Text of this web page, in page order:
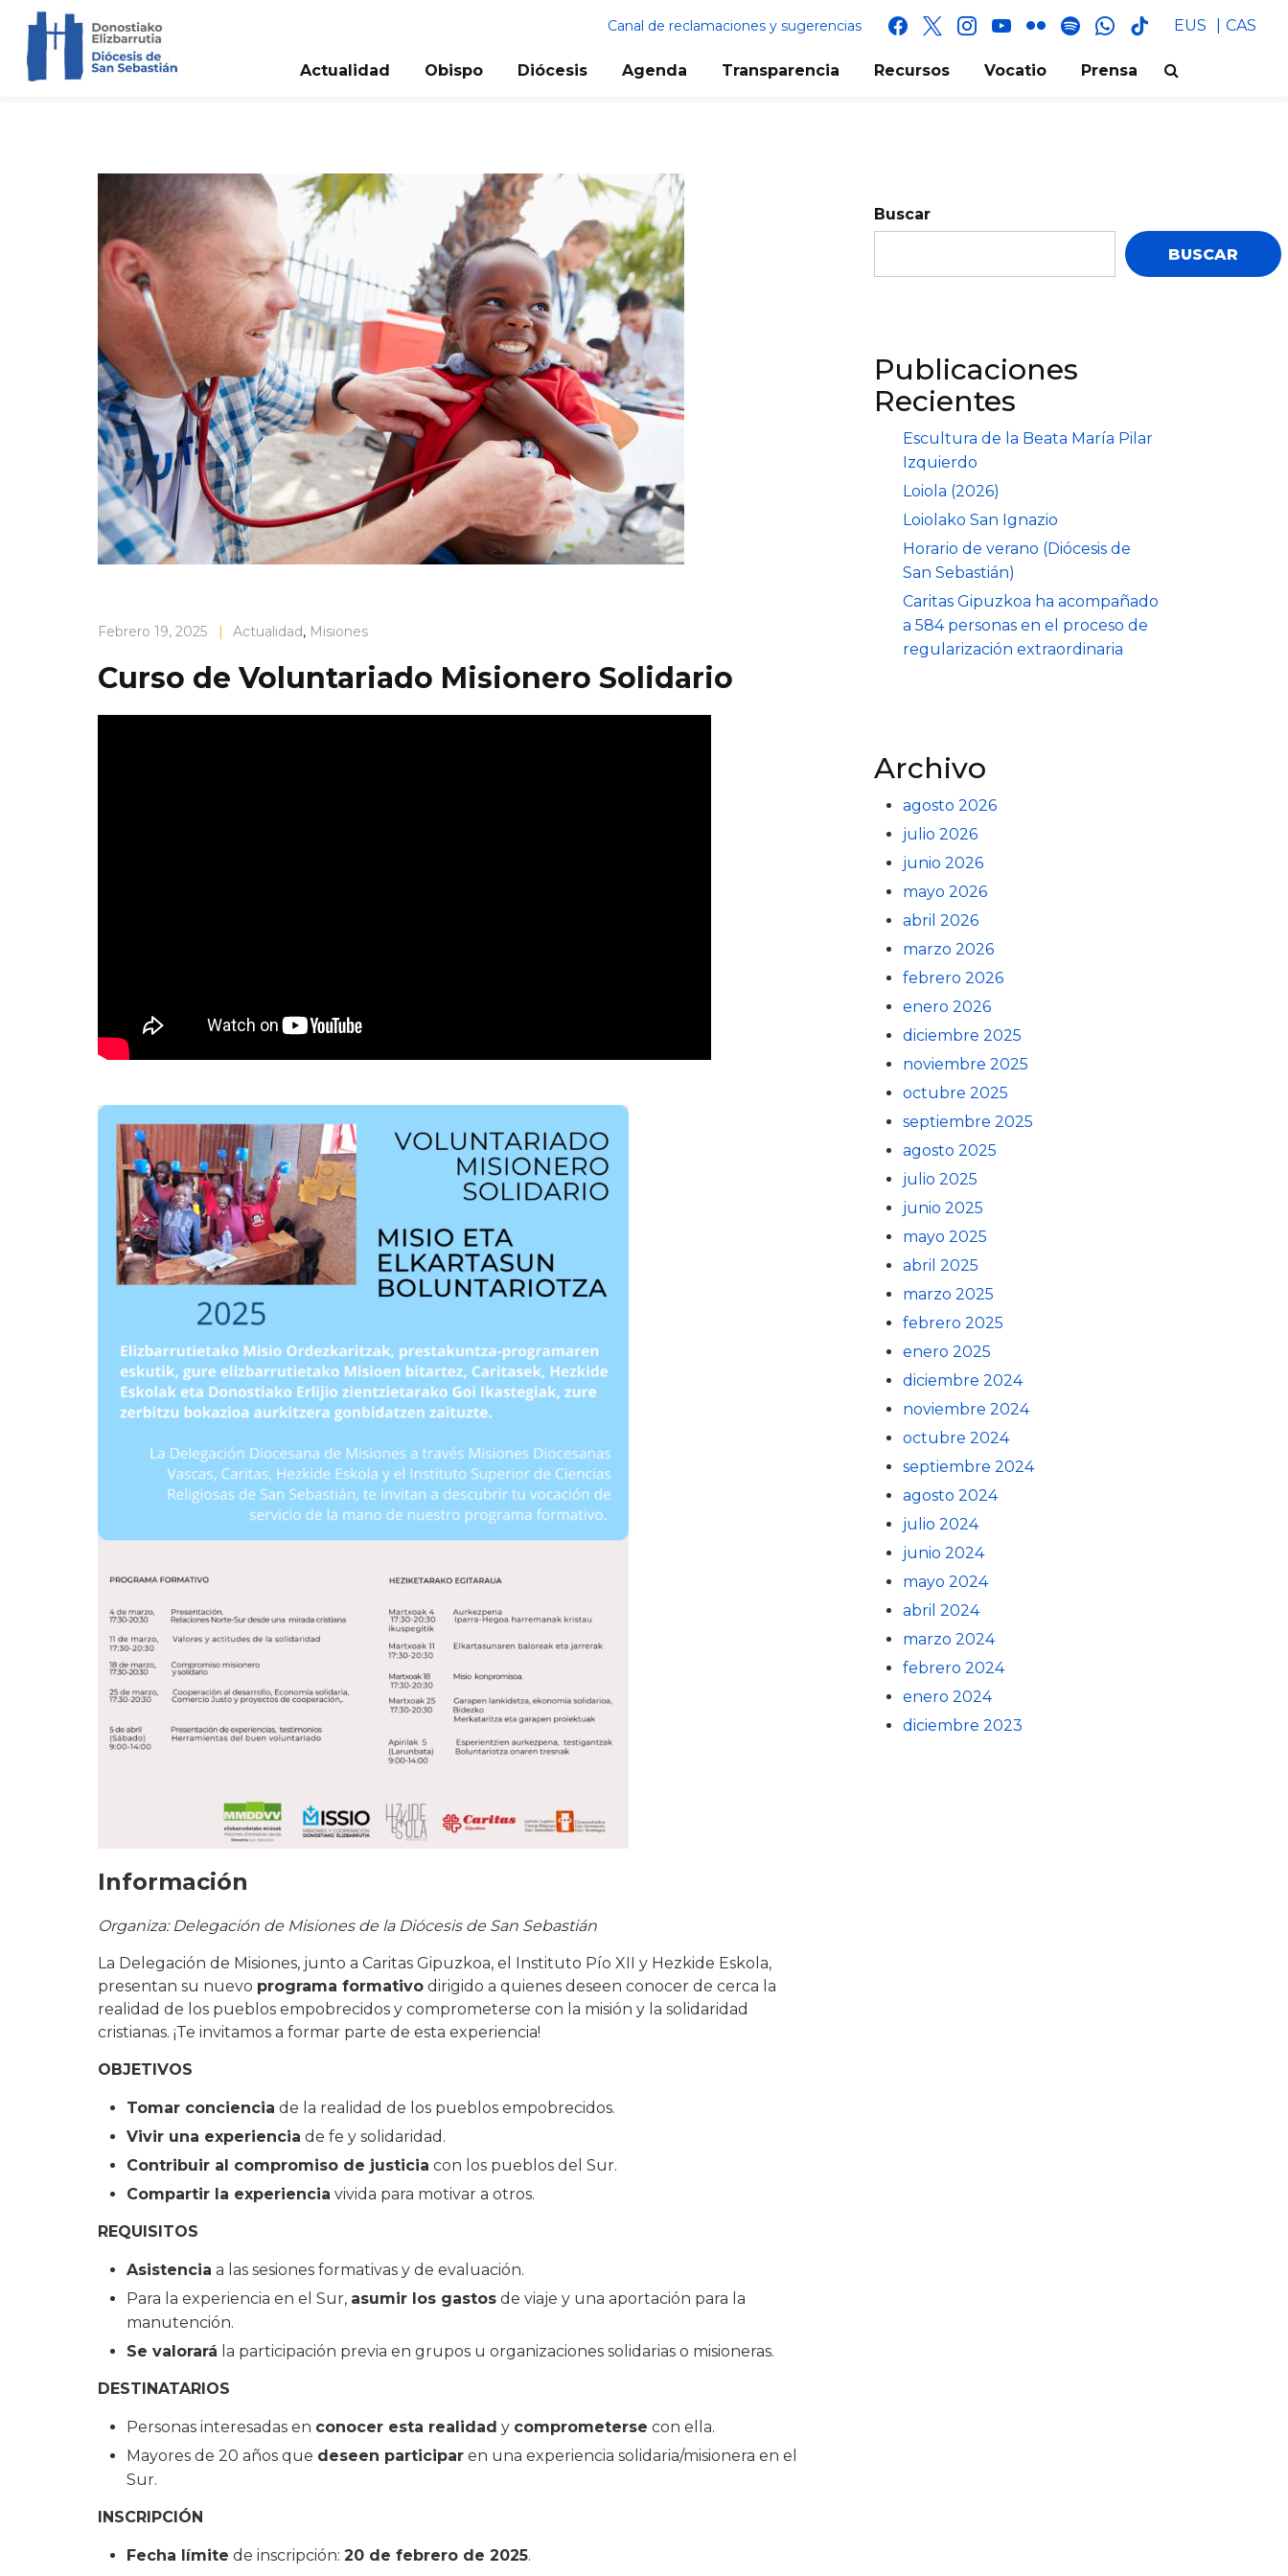
Canal de reclamaciones y sugerencias facebook
x instagram
youtube
flickr spotifywhatsapp
tik
EUS CAS
Actualidad Obispo Diócesis Agenda Transparencia Recursos Vocatio Prensa
Febrero 19, 2025 | Actualidad, Misiones
Curso de Voluntariado Misionero Solidario
Información
Organiza: Delegación de Misiones de la Diócesis de San Sebastián
La Delegación de Misiones, junto a Caritas Gipuzkoa, el Instituto Pío XII y Hezkide Eskola,
presentan su nuevo programa formativo dirigido a quienes deseen conocer de cerca la
realidad de los pueblos empobrecidos y comprometerse con la misión y la solidaridad
cristianas. ¡Te invitamos a formar parte de esta experiencia!
OBJETIVOS
Tomar conciencia de la realidad de los pueblos empobrecidos.
Vivir una experiencia de fe y solidaridad.
Contribuir al compromiso de justicia con los pueblos del Sur.
Compartir la experiencia vivida para motivar a otros.
REQUISITOS
Asistencia a las sesiones formativas y de evaluación.
Para la experiencia en el Sur, asumir los gastos de viaje y una aportación para la
manutención.
Se valorará la participación previa en grupos u organizaciones solidarias o misioneras.
DESTINATARIOS
Personas interesadas en conocer esta realidad y comprometerse con ella.
Mayores de 20 años que deseen participar en una experiencia solidaria/misionera en el
Sur.
INSCRIPCIÓN
Fecha límite de inscripción: 20 de febrero de 2025.
Buscar
BUSCAR
Publicaciones
Recientes
Escultura de la Beata María Pilar
Izquierdo
Loiola (2026)
Loiolako San Ignazio
Horario de verano (Diócesis de
San Sebastián)
Caritas Gipuzkoa ha acompañado
a 584 personas en el proceso de
regularización extraordinaria
Archivo
agosto 2026
julio 2026
junio 2026
mayo 2026
abril 2026
marzo 2026
febrero 2026
enero 2026
diciembre 2025
noviembre 2025
octubre 2025
septiembre 2025
agosto 2025
julio 2025
junio 2025
mayo 2025
abril 2025
marzo 2025
febrero 2025
enero 2025
diciembre 2024
noviembre 2024
octubre 2024
septiembre 2024
agosto 2024
julio 2024
junio 2024
mayo 2024
abril 2024
marzo 2024
febrero 2024
enero 2024
diciembre 2023